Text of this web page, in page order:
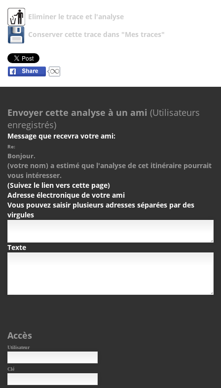
Eliminer le trace et l'analyse
Conserver cette trace dans "Mes traces"
Envoyer cette analyse à un ami (Utilisateurs
enregistrés)
Message que recevra votre ami:
Re:
Bonjour.
(votre nom) a estimé que l'analyse de cet itinéraire pourrait
vous intéresser.
(Suivez le lien vers cette page)
Adresse électronique de votre ami
Vous pouvez saisir plusieurs adresses séparées par des
virgules
Texte
Accès
Utilisateur
Clé